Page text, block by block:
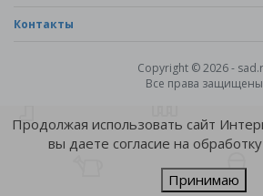
Контакты
Copyright © 2026 -
Все права защищены
Продолжая использовать сайт
вы даете согласие на
Принимаю